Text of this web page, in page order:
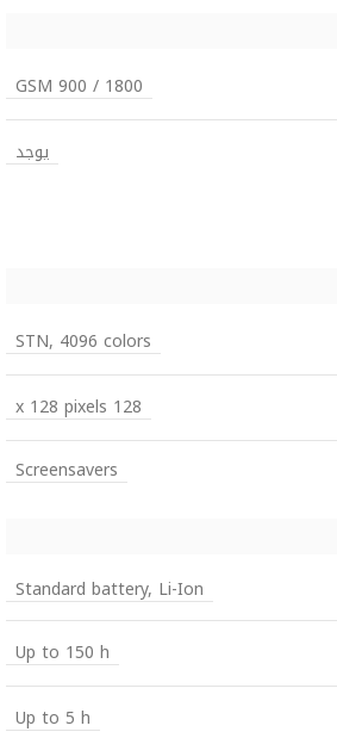
GSM 900 / 1800
يوجد
STN, 4096 colors
128 x 128 pixels
Screensavers
Standard battery, Li-Ion
Up to 150 h
Up to 5 h